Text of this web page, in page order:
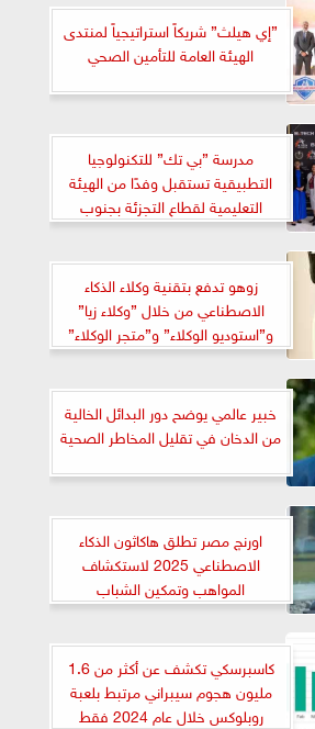
”إي هيلث” شريكاً استراتيجياً لمنتدى
الهيئة العامة للتأمين الصحي
مدرسة ”بي تك” للتكنولوجيا
التطبيقية تستقبل وفدًا من الهيئة
التعليمية لقطاع التجزئة بجنوب
افريقيا
زوهو تدفع بتقنية وكلاء الذكاء
الاصطناعي من خلال ”وكلاء زيا”
و”استوديو الوكلاء” و”متجر الوكلاء”
خبير عالمي يوضح دور البدائل الخالية
من الدخان في تقليل المخاطر الصحية
اورنچ مصر تطلق هاكاثون الذكاء
الاصطناعي 2025 لاستكشاف
المواهب وتمكين الشباب
كاسبرسكي تكشف عن أكثر من 1.6
مليون هجوم سيبراني مرتبط بلعبة
روبلوكس خلال عام 2024 فقط